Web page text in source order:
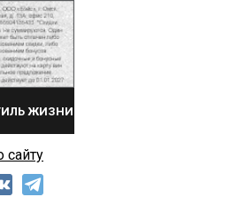
ЖИЗНИ
сайту